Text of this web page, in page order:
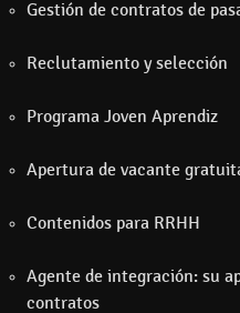
Gestión de contratos de
Reclutamiento y selección
Programa Joven Aprendiz
Apertura de vacante
Contenidos para RRHH
Agente de integración: su
contratos